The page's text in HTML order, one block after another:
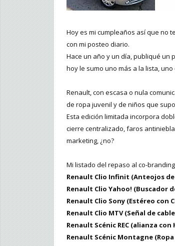
Hoy es mi cumpleaños así que no
con mi posteo diario.
Hace un año y un día, publiqué un
hoy le sumo uno más a la lista,
Renault, con escasa o nula
de ropa juvenil y de niños que
Esta edición limitada incorpora
cierre centralizado, faros
marketing, ¿no?
Mi listado del repaso al co-
Renault Clio Infinit (Anteojos
Renault Clio Yahoo! (Buscador
Renault Clio Sony (Estéreo con
Renault Clio MTV (Señal de
Renault Scénic REC (alianza con
Renault Scénic Montagne